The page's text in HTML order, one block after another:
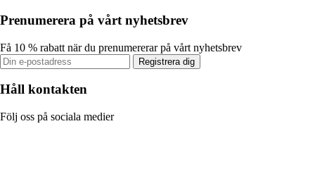
Prenumerera på vårt nyhetsbrev
Få 10 % rabatt när du prenumererar på vårt nyhetsbrev
Registrera dig
Håll kontakten
Följ oss på sociala medier